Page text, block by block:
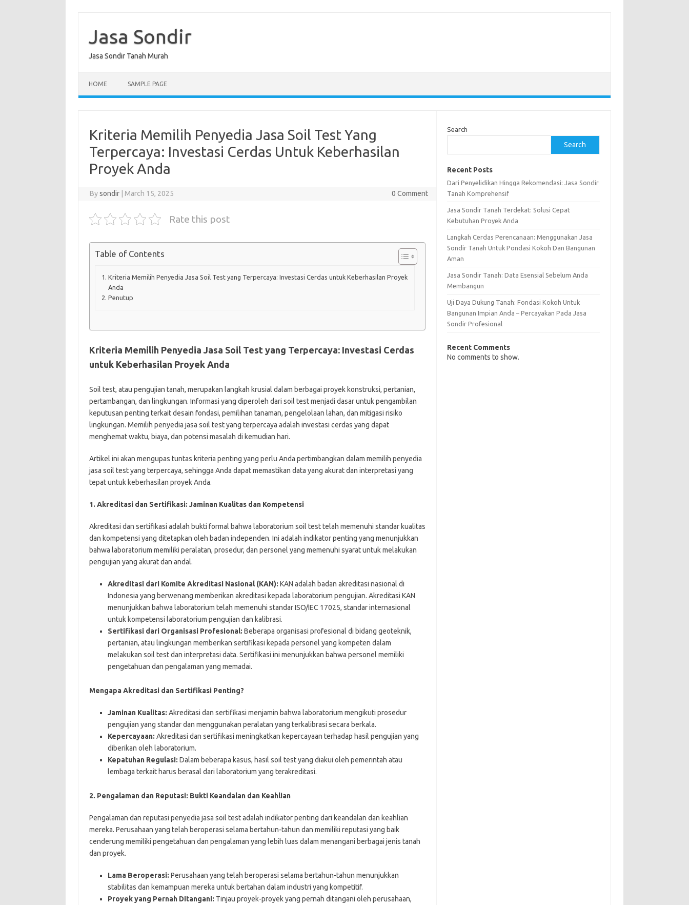
content
Jasa Sondir
Jasa Sondir Tanah Murah
HOME SAMPLE PAGE
Kriteria Memilih Penyedia Jasa Soil Test Yang
Terpercaya: Investasi Cerdas Untuk Keberhasilan
Proyek Anda
Bysondir March 15, 2025 0 Comment
Rate this post
Table of Contents
Kriteria Memilih Penyedia Jasa Soil Test yang Terpercaya: Investasi Cerdas untuk Keberhasilan Proyek
Anda
Penutup
Kriteria Memilih Penyedia Jasa Soil Test yang Terpercaya: Investasi Cerdas
untuk Keberhasilan Proyek Anda
Soil test, atau pengujian tanah, merupakan langkah krusial dalam berbagai proyek konstruksi, pertanian,
pertambangan, dan lingkungan. Informasi yang diperoleh dari soil test menjadi dasar untuk pengambilan
keputusan penting terkait desain fondasi, pemilihan tanaman, pengelolaan lahan, dan mitigasi risiko
lingkungan. Memilih penyedia jasa soil test yang terpercaya adalah investasi cerdas yang dapat
menghemat waktu, biaya, dan potensi masalah di kemudian hari.
Artikel ini akan mengupas tuntas kriteria penting yang perlu Anda pertimbangkan dalam memilih penyedia
jasa soil test yang terpercaya, sehingga Anda dapat memastikan data yang akurat dan interpretasi yang
tepat untuk keberhasilan proyek Anda.
1. Akreditasi dan Sertifikasi: Jaminan Kualitas dan Kompetensi
Akreditasi dan sertifikasi adalah bukti formal bahwa laboratorium soil test telah memenuhi standar kualitas
dan kompetensi yang ditetapkan oleh badan independen. Ini adalah indikator penting yang menunjukkan
bahwa laboratorium memiliki peralatan, prosedur, dan personel yang memenuhi syarat untuk melakukan
pengujian yang akurat dan andal.
Akreditasi dari Komite Akreditasi Nasional (KAN): KAN adalah badan akreditasi nasional di
Indonesia yang berwenang memberikan akreditasi kepada laboratorium pengujian. Akreditasi KAN
menunjukkan bahwa laboratorium telah memenuhi standar ISO/IEC 17025, standar internasional
untuk kompetensi laboratorium pengujian dan kalibrasi.
Sertifikasi dari Organisasi Profesional: Beberapa organisasi profesional di bidang geoteknik,
pertanian, atau lingkungan memberikan sertifikasi kepada personel yang kompeten dalam
melakukan soil test dan interpretasi data. Sertifikasi ini menunjukkan bahwa personel memiliki
pengetahuan dan pengalaman yang memadai.
Mengapa Akreditasi dan Sertifikasi Penting?
Jaminan Kualitas: Akreditasi dan sertifikasi menjamin bahwa laboratorium mengikuti prosedur
pengujian yang standar dan menggunakan peralatan yang terkalibrasi secara berkala.
Kepercayaan: Akreditasi dan sertifikasi meningkatkan kepercayaan terhadap hasil pengujian yang
diberikan oleh laboratorium.
Kepatuhan Regulasi: Dalam beberapa kasus, hasil soil test yang diakui oleh pemerintah atau
lembaga terkait harus berasal dari laboratorium yang terakreditasi.
2. Pengalaman dan Reputasi: Bukti Keandalan dan Keahlian
Pengalaman dan reputasi penyedia jasa soil test adalah indikator penting dari keandalan dan keahlian
mereka. Perusahaan yang telah beroperasi selama bertahun-tahun dan memiliki reputasi yang baik
cenderung memiliki pengetahuan dan pengalaman yang lebih luas dalam menangani berbagai jenis tanah
dan proyek.
Lama Beroperasi: Perusahaan yang telah beroperasi selama bertahun-tahun menunjukkan
stabilitas dan kemampuan mereka untuk bertahan dalam industri yang kompetitif.
Proyek yang Pernah Ditangani: Tinjau proyek-proyek yang pernah ditangani oleh perusahaan,
Search
Search
Recent Posts
Dari Penyelidikan Hingga Rekomendasi: Jasa Sondir
Tanah Komprehensif
Jasa Sondir Tanah Terdekat: Solusi Cepat
Kebutuhan Proyek Anda
Langkah Cerdas Perencanaan: Menggunakan Jasa
Sondir Tanah Untuk Pondasi Kokoh Dan Bangunan
Aman
Jasa Sondir Tanah: Data Esensial Sebelum Anda
Membangun
Uji Daya Dukung Tanah: Fondasi Kokoh Untuk
Bangunan Impian Anda – Percayakan Pada Jasa
Sondir Profesional
Recent Comments
No comments to show.